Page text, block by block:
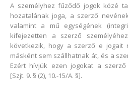
A személyhez fűződő jogok közé
hozatalának joga, a szerző
valamint a mű egységének
kifejezetten a szerző
következik, hogy a szerző e jogait
másként sem szállhatnak át, és a
Ezért hívjük ezen jogokat a
[Szjt. 9. § (2), 10.-15/A. §].